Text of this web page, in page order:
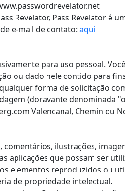
Revelator, Pass Revelator é
e-mail de contato: aqui
para uso pessoal.
ou dado nele contido para fins
forma de solicitação
(doravante denominada "o
Valencanal, Chemin du
comentários, ilustrações,
aplicações que possam ser
elementos reproduzidos ou
de propriedade intelectual.